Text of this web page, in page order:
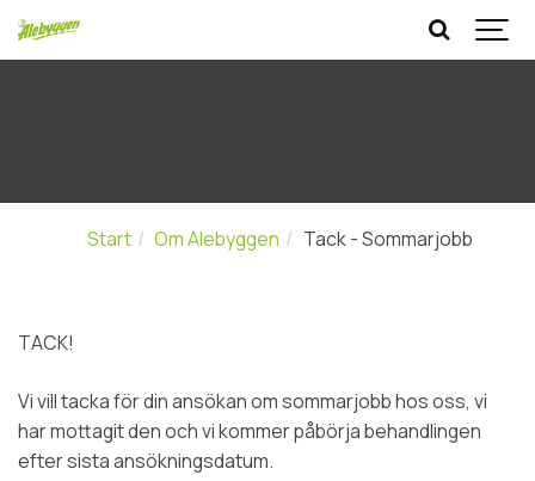
Start Om Alebyggen Tack - Sommarjobb
TACK!
Vi vill tacka för din ansökan om sommarjobb hos oss, vi
har mottagit den och vi kommer påbörja behandlingen
efter sista ansökningsdatum.